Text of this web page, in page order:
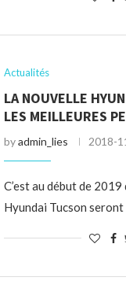
Actualités
LA NOUVELLE
LES MEILLEURES
byadmin_lies 2018-
C’est au début de
Hyundai Tucson seront